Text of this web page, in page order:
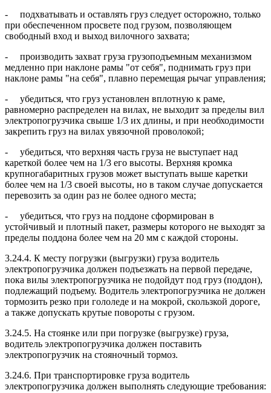
- подхватывать и оставлять груз следует осторожно, только
при обеспеченном просвете под грузом, позволяющем
свободный вход и выход вилочного захвата;
- производить захват груза грузоподъемным механизмом
медленно при наклоне рамы "от себя", поднимать груз при
наклоне рамы "на себя", плавно перемещая рычаг управления;
- убедиться, что груз установлен вплотную к раме,
равномерно распределен на вилах, не выходит за пределы вил
электропогрузчика свыше 1/3 их длины, и при необходимости
закрепить груз на вилах увязочной проволокой;
- убедиться, что верхняя часть груза не выступает над
кареткой более чем на 1/3 его высоты. Верхняя кромка
крупногабаритных грузов может выступать выше каретки
более чем на 1/3 своей высоты, но в таком случае допускается
перевозить за один раз не более одного места;
- убедиться, что груз на поддоне сформирован в
устойчивый и плотный пакет, размеры которого не выходят за
пределы поддона более чем на 20 мм с каждой стороны.
3.24.4. К месту погрузки (выгрузки) груза водитель
электропогрузчика должен подъезжать на первой передаче,
пока вилы электропогрузчика не подойдут под груз (поддон),
подлежащий подъему. Водитель электропогрузчика не должен
тормозить резко при гололеде и на мокрой, скользкой дороге,
а также допускать крутые повороты с грузом.
3.24.5. На стоянке или при погрузке (выгрузке) груза,
водитель электропогрузчика должен поставить
электропогрузчик на стояночный тормоз.
3.24.6. При транспортировке груза водитель
электропогрузчика должен выполнять следующие требования: